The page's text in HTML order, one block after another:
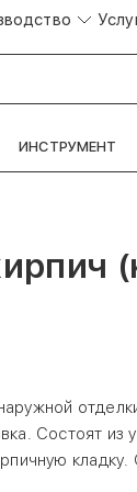
ИНСТРУМЕНТ
Состоят из